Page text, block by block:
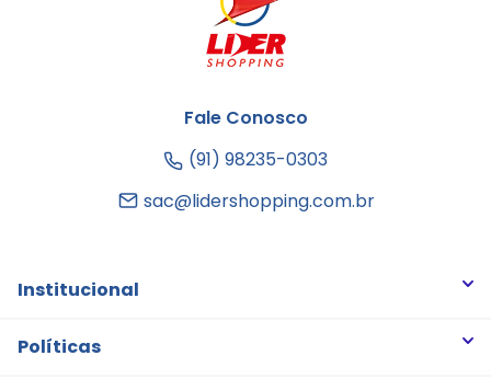
Fale Conosco
(91) 98235-0303
sac@lidershopping.com.br
Institucional
Quem somos
Políticas